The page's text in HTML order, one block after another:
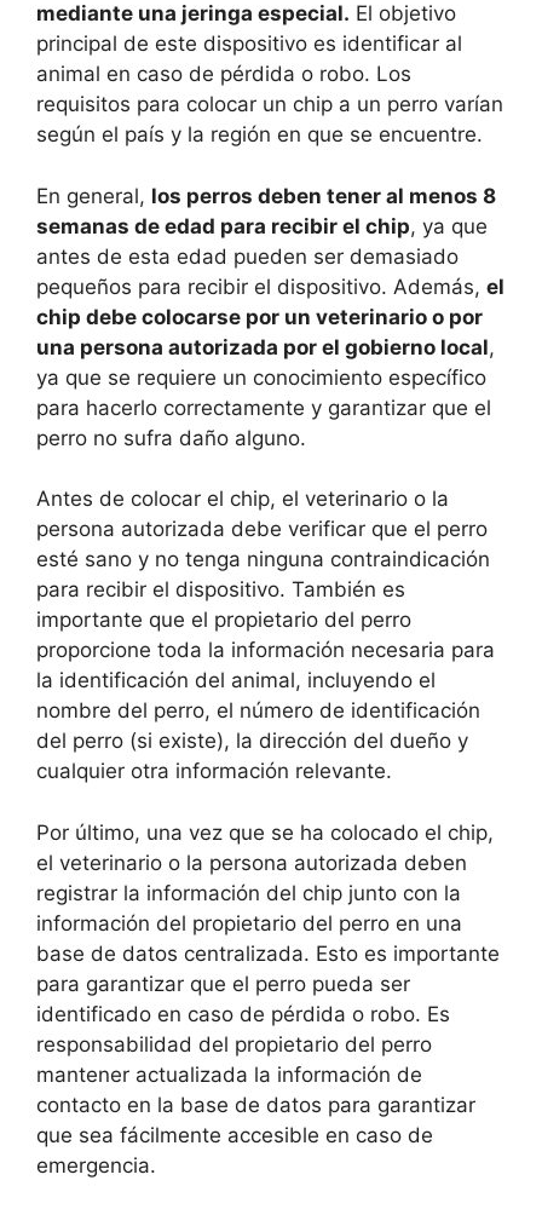
mediante una jeringa especial. El objetivo
principal de este dispositivo es identificar al
animal en caso de pérdida o robo. Los
requisitos para colocar un chip a un perro varían
según el país y la región en que se encuentre.
En general, los perros deben tener al menos 8
semanas de edad para recibir el chip, ya que
antes de esta edad pueden ser demasiado
pequeños para recibir el dispositivo. Además, el
chip debe colocarse por un veterinario o por
una persona autorizada por el gobierno local,
ya que se requiere un conocimiento específico
para hacerlo correctamente y garantizar que el
perro no sufra daño alguno.
Antes de colocar el chip, el veterinario o la
persona autorizada debe verificar que el perro
esté sano y no tenga ninguna contraindicación
para recibir el dispositivo. También es
importante que el propietario del perro
proporcione toda la información necesaria para
la identificación del animal, incluyendo el
nombre del perro, el número de identificación
del perro (si existe), la dirección del dueño y
cualquier otra información relevante.
Por último, una vez que se ha colocado el chip,
el veterinario o la persona autorizada deben
registrar la información del chip junto con la
información del propietario del perro en una
base de datos centralizada. Esto es importante
para garantizar que el perro pueda ser
identificado en caso de pérdida o robo. Es
responsabilidad del propietario del perro
mantener actualizada la información de
contacto en la base de datos para garantizar
que sea fácilmente accesible en caso de
emergencia.